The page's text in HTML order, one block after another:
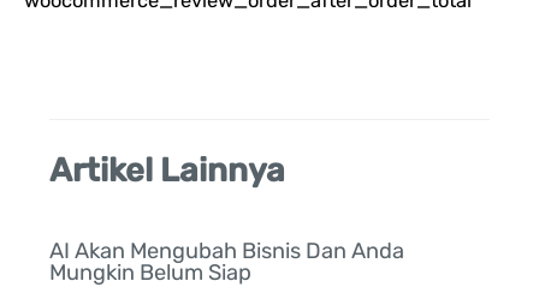
u
Artikel Lainnya
AI Akan Mengubah Bisnis Dan Anda
Mungkin Belum Siap